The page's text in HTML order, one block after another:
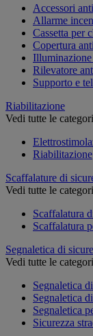
Accessori
Allarme
Cassetta per
Copertura
Illuminazione
Rilevatore
Supporto e
Riabilitazione
Vedi tutte le
Riabilitazione
Scaffalature di
Vedi tutte le
Scaffalatura
Scaffalatura
Segnaletica di
Vedi tutte le
Segnaletica
Segnaletica
Segnaletica
Sicurezza